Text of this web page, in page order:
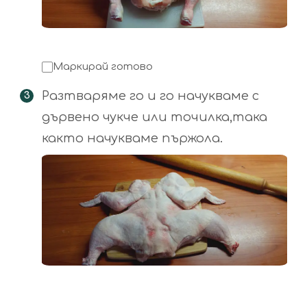
Маркирай готово
Разтваряме го и го начукваме с
дървено чукче или точилка,така
както начукваме пържола.